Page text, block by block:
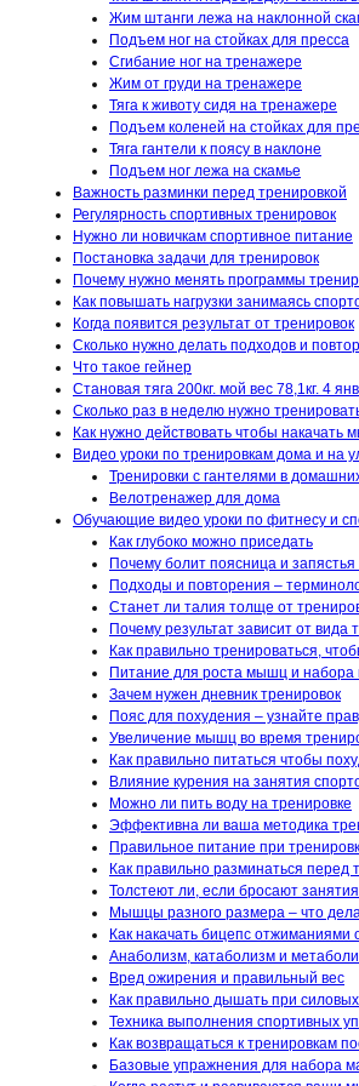
Жим штанги лежа на наклонной
Подъем ног на стойках для пресса
Сгибание ног на тренажере
Жим от груди на тренажере
Тяга к животу сидя на тренажере
Подъем коленей на стойках для
Тяга гантели к поясу в наклоне
Подъем ног лежа на скамье
Важность разминки перед тренировкой
Регулярность спортивных тренировок
Нужно ли новичкам спортивное питание
Постановка задачи для тренировок
Почему нужно менять программы
Как повышать нагрузки занимаясь
Когда появится результат от тренировок
Сколько нужно делать подходов и
Что такое гейнер
Становая тяга 200кг. мой вес 78,1кг. 4
Сколько раз в неделю нужно
Как нужно действовать чтобы накачать
Видео уроки по тренировкам дома и на
Тренировки с гантелями в
Велотренажер для дома
Обучающие видео уроки по фитнесу и
Как глубоко можно приседать
Почему болит поясница и
Подходы и повторения –
Станет ли талия толще от
Почему результат зависит от вида
Как правильно тренироваться,
Питание для роста мышц и набора
Зачем нужен дневник тренировок
Пояс для похудения – узнайте
Увеличение мышц во время
Как правильно питаться чтобы
Влияние курения на занятия
Можно ли пить воду на тренировке
Эффективна ли ваша методика
Правильное питание при
Как правильно разминаться перед
Толстеют ли, если бросают
Мышцы разного размера – что
Как накачать бицепс отжиманиями
Анаболизм, катаболизм и
Вред ожирения и правильный вес
Как правильно дышать при
Техника выполнения спортивных
Как возвращаться к тренировкам
Базовые упражнения для набора